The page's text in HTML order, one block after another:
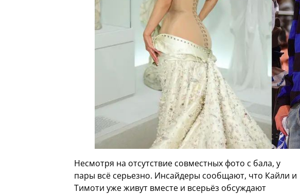
Несмотря на отсутствие совместных фото с бала, у
пары всё серьезно. Инсайдеры сообщают, что Кайли и
Тимоти уже живут вместе и всерьёз обсуждают